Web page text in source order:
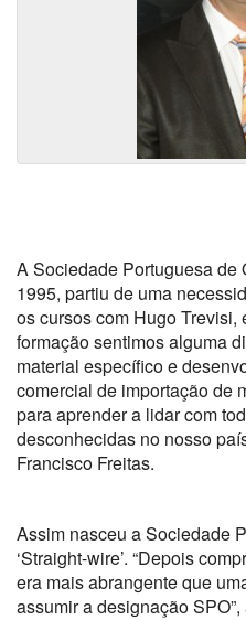
A Sociedade Portuguesa de
1995, partiu de uma
os cursos com Hugo
formação sentimos alguma
material específico e
comercial de importação de
para aprender a lidar com
desconhecidas no nosso
Francisco Freitas.
Assim nasceu a Sociedade
‘Straight-wire’. “Depois
era mais abrangente que
assumir a designação